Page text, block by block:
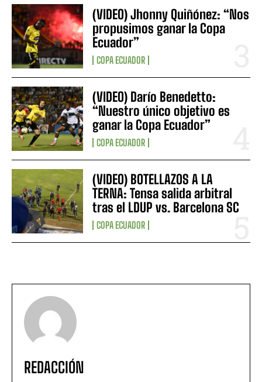
(VIDEO) Jhonny Quiñónez: “Nos
propusimos ganar la Copa
Ecuador”
COPA ECUADOR
(VIDEO) Darío Benedetto:
“Nuestro único objetivo es
ganar la Copa Ecuador”
COPA ECUADOR
(VIDEO) BOTELLAZOS A LA
TERNA: Tensa salida arbitral
tras el LDUP vs. Barcelona SC
COPA ECUADOR
REDACCIÓN